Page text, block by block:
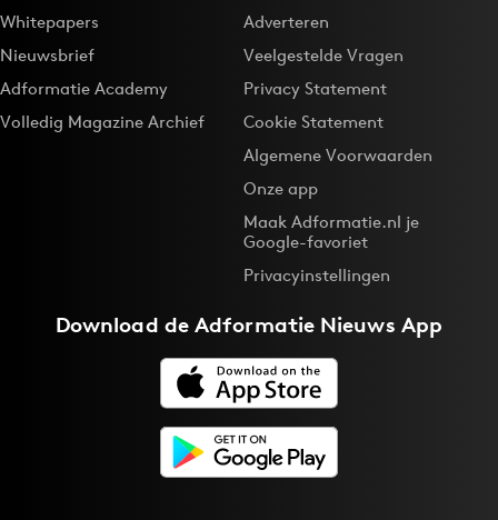
Martech
Media
Merkstrategie
PR
Whitepapers
Nieuwsbrief
Adformatie Academy
Volledig Magazine Archief
Adverteren
Veelgestelde Vragen
Privacy Statement
Cookie Statement
Algemene Voorwaarden
Onze app
Maak Adformatie.nl je
Google-favoriet
Privacyinstellingen
Download deAdformatie Nieuws App